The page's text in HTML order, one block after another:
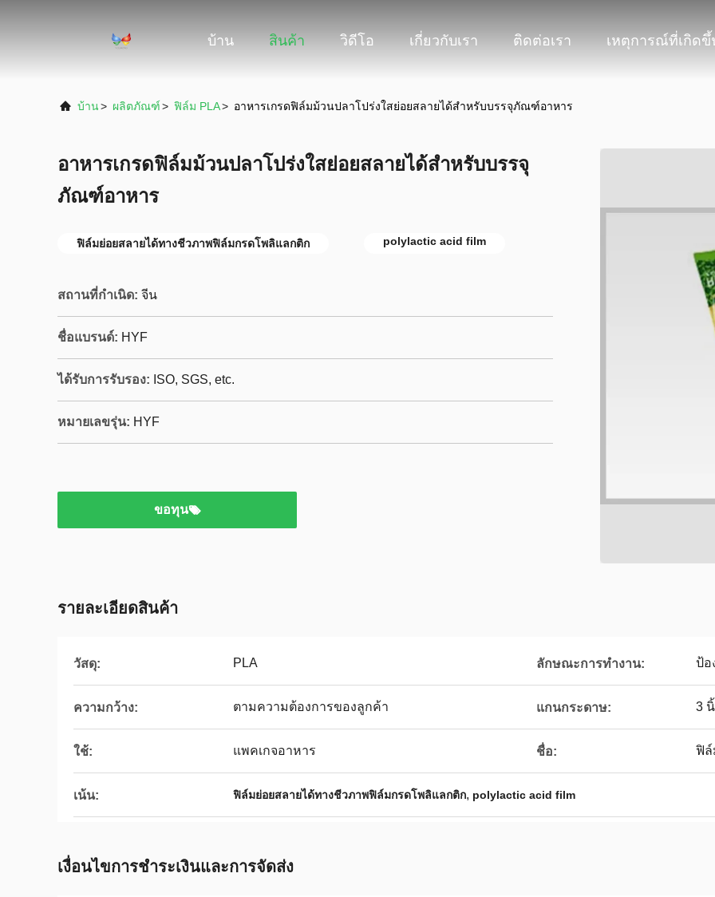
บ้าน สินค้า วิดีโอ เกี่ยวกับเรา ติดต่อเรา เหตุการณ์ที่เกิดขึ้
บ้าน> ผลิตภัณฑ์> ฟิล์ม PLA> อาหารเกรดฟิล์มม้วนปลาโปร่งใสย่อยสลายได้สำหรับบรรจุภัณฑ์อาหาร
อาหารเกรดฟิล์มม้วนปลาโปร่งใสย่อยสลายได้สำหรับบรรจุ
ภัณฑ์อาหาร
ฟิล์มย่อยสลายได้ทางชีวภาพฟิล์มกรดโพลิแลกติก polylactic acid film
สถานที่กำเนิด: จีน
ชื่อแบรนด์: HYF
ได้รับการรับรอง: ISO, SGS, etc.
หมายเลขรุ่น: HYF
ขอทุน
รายละเอียดสินค้า
วัสดุ: PLA ลักษณะการทำงาน: ป้อ
ความกว้าง: ตามความต้องการของลูกค้า แกนกระดาษ: 3
ใช้: แพคเกจอาหาร ชื่อ: ฟิล์
เน้น: ฟิล์มย่อยสลายได้ทางชีวภาพฟิล์มกรดโพลิแลกติก, polylactic acid film
เงื่อนไขการชำระเงินและการจัดส่ง